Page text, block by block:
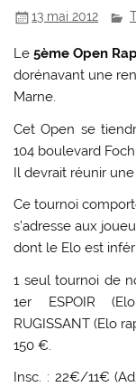
13 mai 2012
Le5ème Open
dorénavant une
Marne.
Cet Open se
104 boulevard
Il devrait réunir
Ce tournoi
s’adresse aux
dont le Elo est
1 seul tournoi de
1er ESPOIR
RUGISSANT (Elo
150 €.
Insc. : 22€/11€